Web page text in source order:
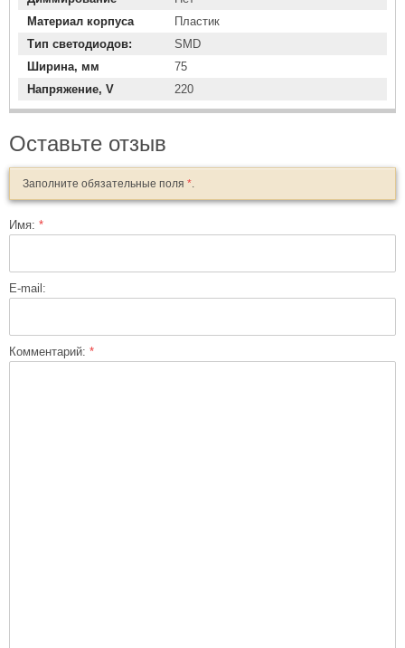
Материал корпуса
Пластик
Тип светодиодов:
SMD
Ширина, мм
75
Напряжение, V
220
Оставьте отзыв
Заполните обязательные поля *
Имя: *
E-mail:
Комментарий: *